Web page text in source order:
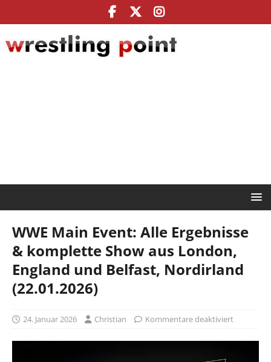
WWE Main Event: Alle Ergebnisse
& komplette Show aus London,
England und Belfast, Nordirland
(22.01.2026)
24. Januar 2026 Christian Kommentare deaktiviert